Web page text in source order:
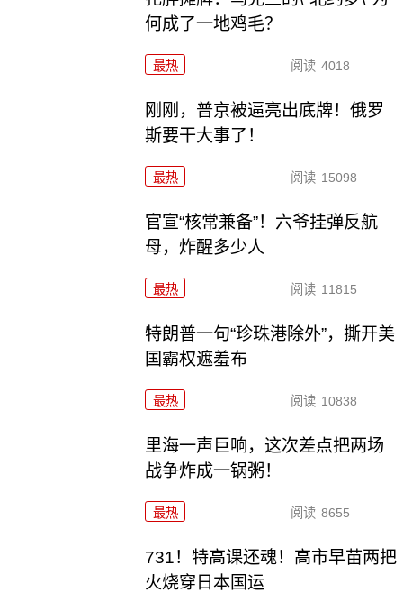
何成了一地鸡毛？
最热 阅读 4018
刚刚，普京被逼亮出底牌！俄罗
斯要干大事了！
最热 阅读 15098
官宣“核常兼备”！六爷挂弹反航
母，炸醒多少人
最热 阅读 11815
特朗普一句“珍珠港除外”，撕开美
国霸权遮羞布
最热 阅读 10838
里海一声巨响，这次差点把两场
战争炸成一锅粥！
最热 阅读 8655
731！特高课还魂！高市早苗两把
火烧穿日本国运